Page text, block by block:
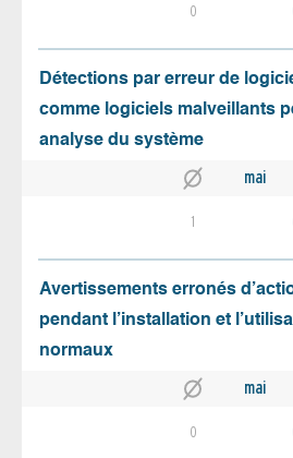
0
Détections par erreur de
comme logiciels malveillants
analyse du système
mai
1
Avertissements erronés
pendant l’installation et
normaux
mai
0